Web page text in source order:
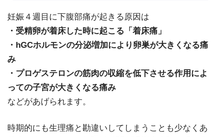
妊娠４週目に下腹部痛が起きる原因は
・受精卵が着床した時に起こる「着床痛」
・hGCホルモンの分泌増加により卵巣が大きくなる痛
み
・プロゲステロンの筋肉の収縮を低下させる作用によ
っての子宮が大きくなる痛み
などがあげられます。
時期的にも生理痛と勘違いしてしまうことも少なくあ